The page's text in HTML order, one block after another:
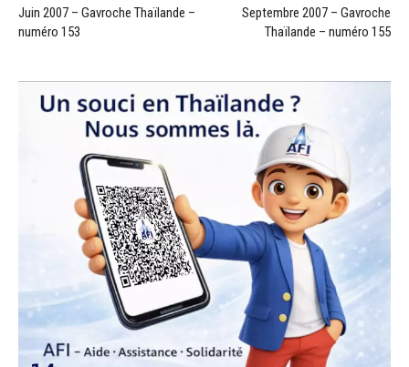
Juin 2007 – Gavroche Thaïlande –
numéro 153
Septembre 2007 – Gavroche
Thaïlande – numéro 155